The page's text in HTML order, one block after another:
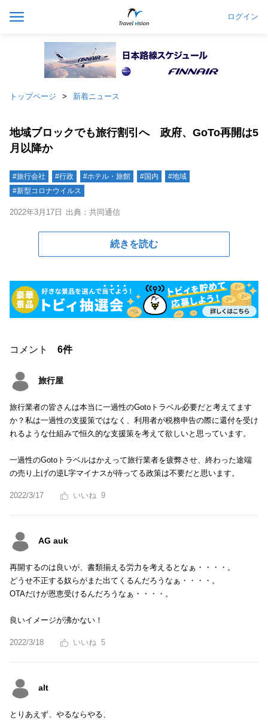
ログイン
トップページ 新着ニュース
地域ブロックでも旅行割引へ 政府、GoTo再開は5
月以降か
#旅行会社 #行政 #ホテル・旅館 #国内
#地域
#新型コロナウイルス
2022年3月17日 出典：共同通信
続きを読む
コメント 6件
旅行屋
旅行業者の皆さんは本当に一過性のGotoトラベル必要だと考えてます
か？私は一過性の支援策ではなく、利用者が税務申告の際に還付を受け
れるような仕組みで恒久的な支援策を考えて欲しいと思っています。
一過性のGotoトラベルはかえって旅行業者を疲弊させ、終わった途端
の売り上げの逆L字マイナスが待ってる政策は不要だと思います。
2022/3/17 9
AG auk
再開するのは良いが、書類揃える労力を考えるとなぁ・・・・。
どうせ不正する奴らがまた出てくるんだろうなぁ・・・・。
OTAだけが恩恵受けるんだろうなぁ・・・・。
良いイメージが沸かない！
2022/3/18 5
alt
とりあえず、やるならやる、